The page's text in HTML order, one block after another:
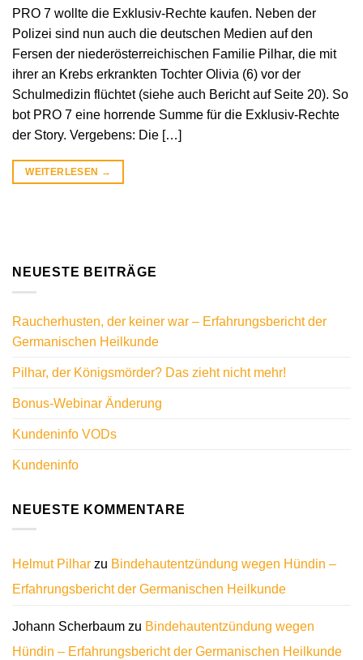
PRO 7 wollte die Exklusiv-Rechte kaufen. Neben der
Polizei sind nun auch die deutschen Medien auf den
Fersen der niederösterreichischen Familie Pilhar, die mit
ihrer an Krebs erkrankten Tochter Olivia (6) vor der
Schulmedizin flüchtet (siehe auch Bericht auf Seite 20). So
bot PRO 7 eine horrende Summe für die Exklusiv-Rechte
der Story. Vergebens: Die […]
WEITERLESEN →
NEUESTE BEITRÄGE
Raucherhusten, der keiner war – Erfahrungsbericht der
Germanischen Heilkunde
Pilhar, der Königsmörder? Das zieht nicht mehr!
Bonus-Webinar Änderung
Kundeninfo VODs
Kundeninfo
NEUESTE KOMMENTARE
Helmut Pilhar zu Bindehautentzündung wegen Hündin –
Erfahrungsbericht der Germanischen Heilkunde
Johann Scherbaum zu Bindehautentzündung wegen
Hündin – Erfahrungsbericht der Germanischen Heilkunde